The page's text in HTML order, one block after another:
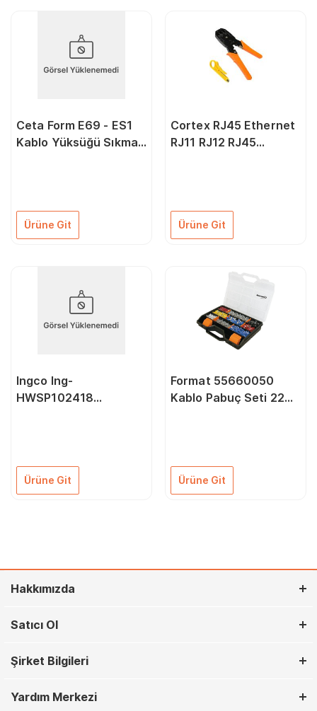
Ceta Form E69 - ES1
Kablo Yüksüğü Sıkma
Ürüne Git
Cortex RJ45 Ethernet
RJ11 RJ12 RJ45
Kablo Soyucu
Ürüne Git
Ingco Ing-
HWSP102418
Ürüne Git
Format 55660050
Kablo Pabuç Seti 2200
Ürüne Git
Hakkımızda
Satıcı Ol
Şirket Bilgileri
Yardım Merkezi